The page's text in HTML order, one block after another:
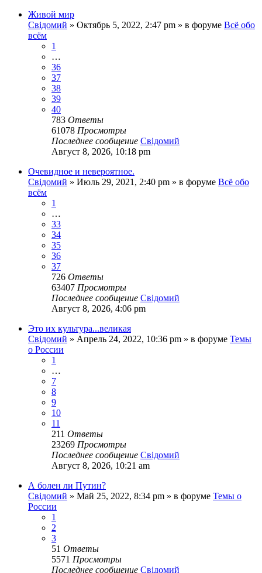
Живой мир
Свідомий » Октябрь 5, 2022, 2:47 pm » в форуме Всё обо
всём
1
…
36
37
38
39
40
783 Ответы
61078 Просмотры
Последнее сообщение Свідомий
Август 8, 2026, 10:18 pm
Очевидное и невероятное.
Свідомий » Июль 29, 2021, 2:40 pm » в форуме Всё обо
всём
1
…
33
34
35
36
37
726 Ответы
63407 Просмотры
Последнее сообщение Свідомий
Август 8, 2026, 4:06 pm
Это их культура...великая
Свідомий » Апрель 24, 2022, 10:36 pm » в форуме Темы
о России
1
…
7
8
9
10
11
211 Ответы
23269 Просмотры
Последнее сообщение Свідомий
Август 8, 2026, 10:21 am
А болен ли Путин?
Свідомий » Май 25, 2022, 8:34 pm » в форуме Темы о
России
1
2
3
51 Ответы
5571 Просмотры
Последнее сообщение Свідомий